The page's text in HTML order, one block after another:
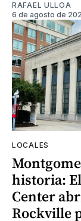
RAFAEL ULLOA
6 de agosto de
LOCALES
historia:
Center
Rockville